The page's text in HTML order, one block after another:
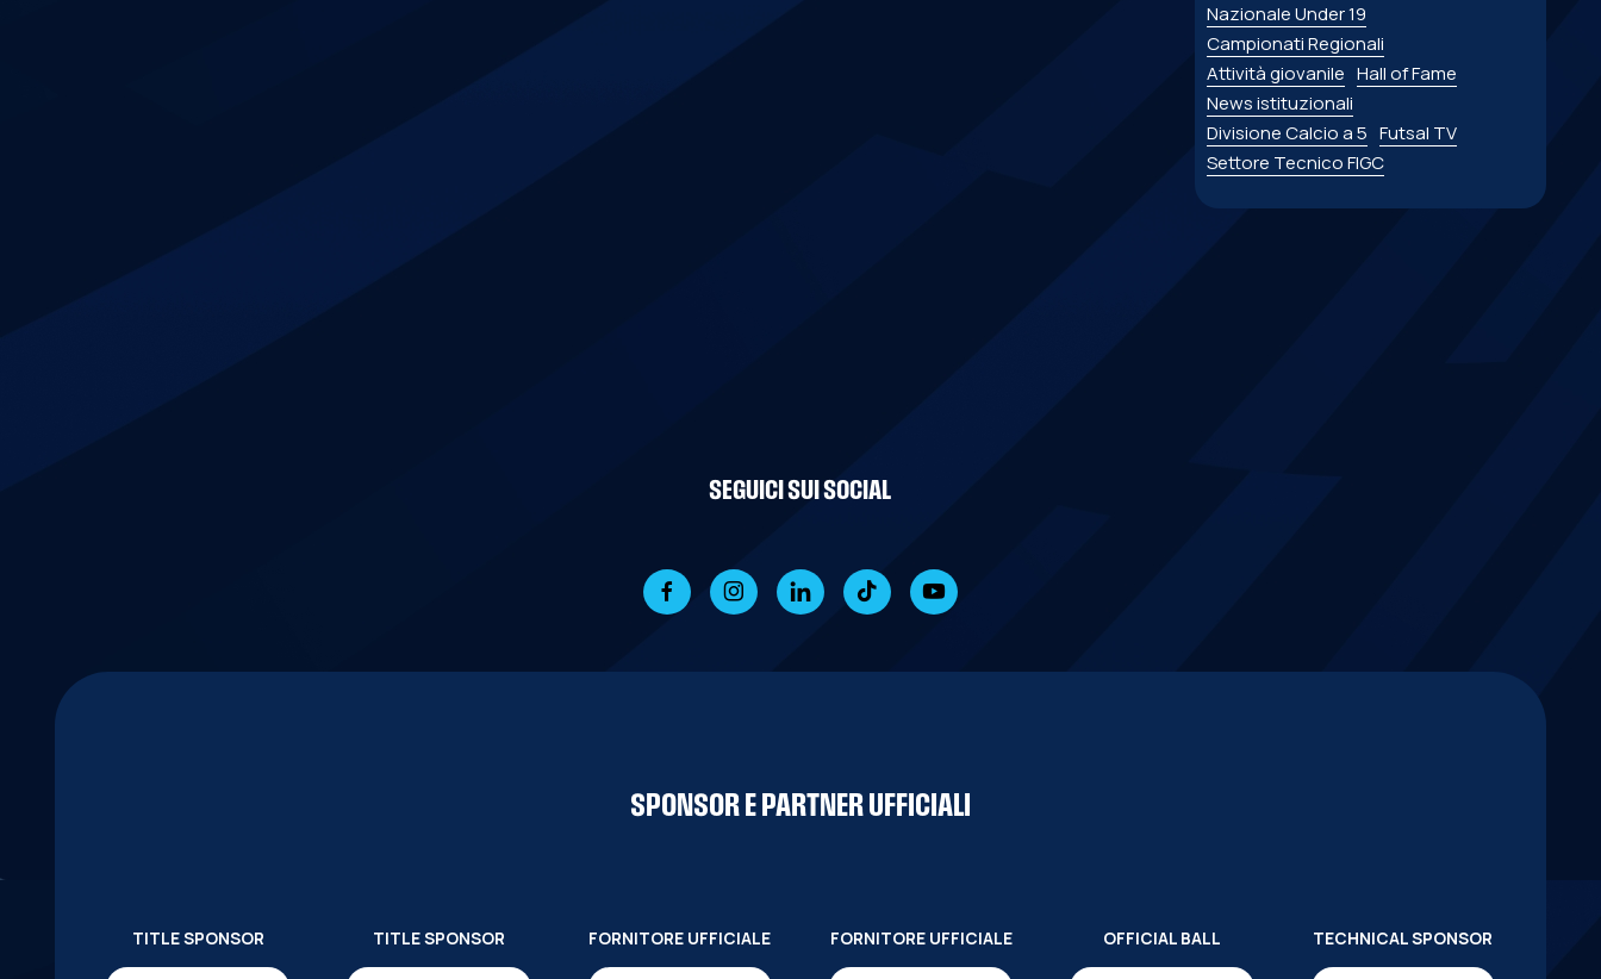
Nazionale Under 19
Campionati Regionali
Attività giovanile Hall of Fame
News istituzionali
Divisione Calcio a 5 Futsal TV
Settore Tecnico FIGC
SEGUICI SUI SOCIAL
SPONSOR E PARTNER UFFICIALI
TITLE SPONSOR TITLE SPONSOR FORNITORE UFFICIALE FORNITORE UFFICIALE OFFICIAL BALL TECHNICAL SPONSOR